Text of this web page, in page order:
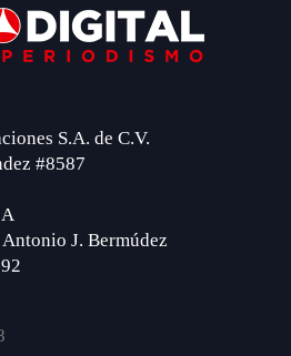
S.A. de C.V.
#8587
J. Bermúdez